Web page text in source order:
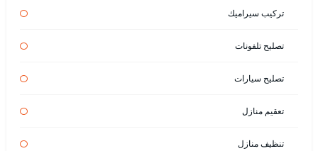
تركيب سيراميك
تصليح تلفونات
تصليح سيارات
تعقيم منازل
تنظيف منازل